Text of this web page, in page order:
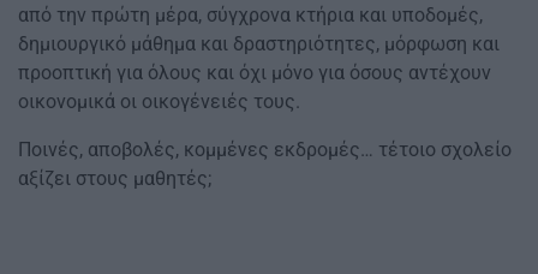
από την πρώτη μέρα, σύγχρονα κτήρια και υποδομές,
δημιουργικό μάθημα και δραστηριότητες, μόρφωση και
προοπτική για όλους και όχι μόνο για όσους αντέχουν
οικονομικά οι οικογένειές τους.
Ποινές, αποβολές, κομμένες εκδρομές… τέτοιο σχολείο
αξίζει στους μαθητές;